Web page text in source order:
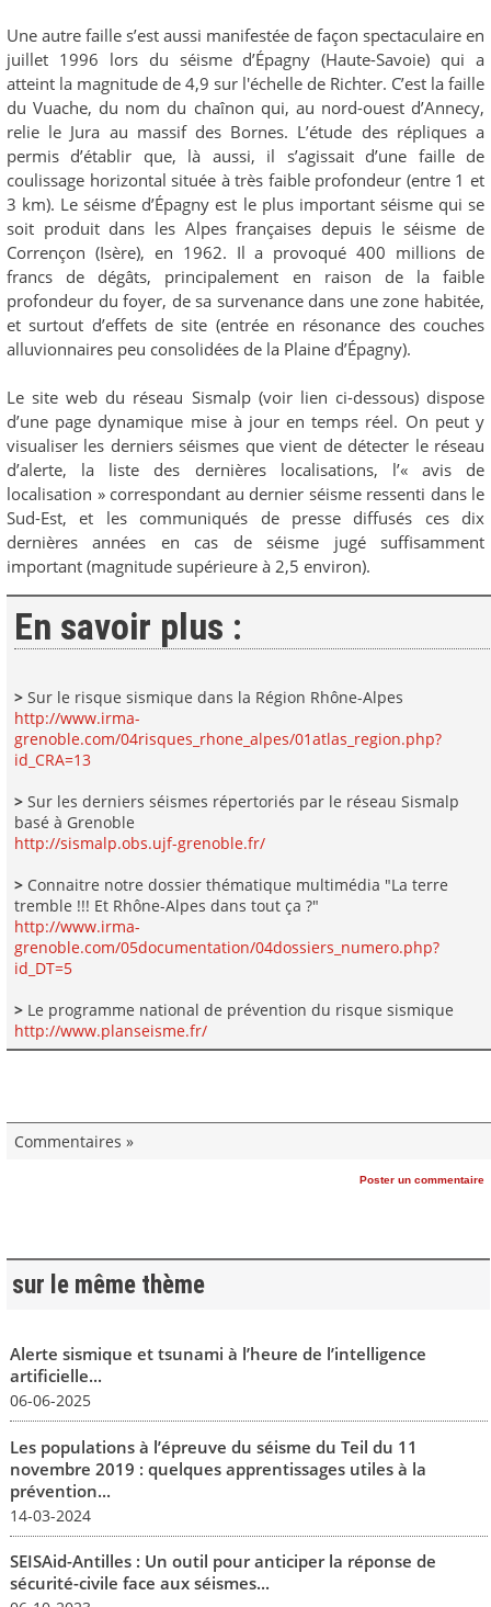
Une autre faille s’est aussi manifestée de façon spectaculaire en
juillet 1996 lors du séisme d’Épagny (Haute-Savoie) qui a
atteint la magnitude de 4,9 sur l'échelle de Richter. C’est la faille
du Vuache, du nom du chaînon qui, au nord-ouest d’Annecy,
relie le Jura au massif des Bornes. L’étude des répliques a
permis d’établir que, là aussi, il s’agissait d’une faille de
coulissage horizontal située à très faible profondeur (entre 1 et
3 km). Le séisme d’Épagny est le plus important séisme qui se
soit produit dans les Alpes françaises depuis le séisme de
Corrençon (Isère), en 1962. Il a provoqué 400 millions de
francs de dégâts, principalement en raison de la faible
profondeur du foyer, de sa survenance dans une zone habitée,
et surtout d’effets de site (entrée en résonance des couches
alluvionnaires peu consolidées de la Plaine d’Épagny).
Le site web du réseau Sismalp (voir lien ci-dessous) dispose
d’une page dynamique mise à jour en temps réel. On peut y
visualiser les derniers séismes que vient de détecter le réseau
d’alerte, la liste des dernières localisations, l’« avis de
localisation » correspondant au dernier séisme ressenti dans le
Sud-Est, et les communiqués de presse diffusés ces dix
dernières années en cas de séisme jugé suffisamment
important (magnitude supérieure à 2,5 environ).
En savoir plus :
>Sur le risque sismique dans la Région Rhône-Alpes
http://www.irma-
grenoble.com/04risques_rhone_alpes/01atlas_region.php?
id_CRA=13
>Sur les derniers séismes répertoriés par le réseau Sismalp
basé à Grenoble
http://sismalp.obs.ujf-grenoble.fr/
>Connaitre notre dossier thématique multimédia "La terre
tremble !!! Et Rhône-Alpes dans tout ça ?"
http://www.irma-
grenoble.com/05documentation/04dossiers_numero.php?
id_DT=5
>Le programme national de prévention du risque sismique
http://www.planseisme.fr/
Commentaires »
Poster un commentaire
sur le même thème
Alerte sismique et tsunami à l’heure de l’intelligence
artificielle...
06-06-2025
Les populations à l’épreuve du séisme du Teil du 11
novembre 2019 : quelques apprentissages utiles à la
prévention...
14-03-2024
SEISAid-Antilles : Un outil pour anticiper la réponse de
sécurité-civile face aux séismes...